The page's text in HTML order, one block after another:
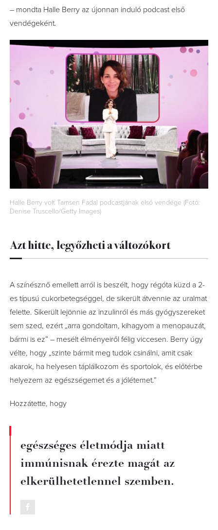
– mondta Halle Berry az újonnan induló podcast első
vendégeként.
Halle Berry volt Tamsen Fadal podcastjának első vendége (Fotó:
Denise Truscello/Getty Images)
Azt hitte, legyőzheti a változókort
A színésznő emellett arról is beszélt, hogy régóta küzd a 2-
es típusú cukorbetegséggel, de sikerült átvennie az uralmat
felette. Sikerült lejönnie az inzulinról és más gyógyszereket
sem szed, ezért „arra gondoltam, kihagyom a menopauzát,
bármi is ez” – mesélt élményeiről félig viccesen. Berry úgy
vélte, hogy „szinte bármit meg tudok csinálni, amit csak
akarok, ha helyesen táplálkozom és sportolok, és előtérbe
helyezem az egészségemet és a jólétemet.”
Hozzátette, hogy
egészséges életmódja miatt
immúnisnak érezte magát az
elkerülhetetlennel szemben.